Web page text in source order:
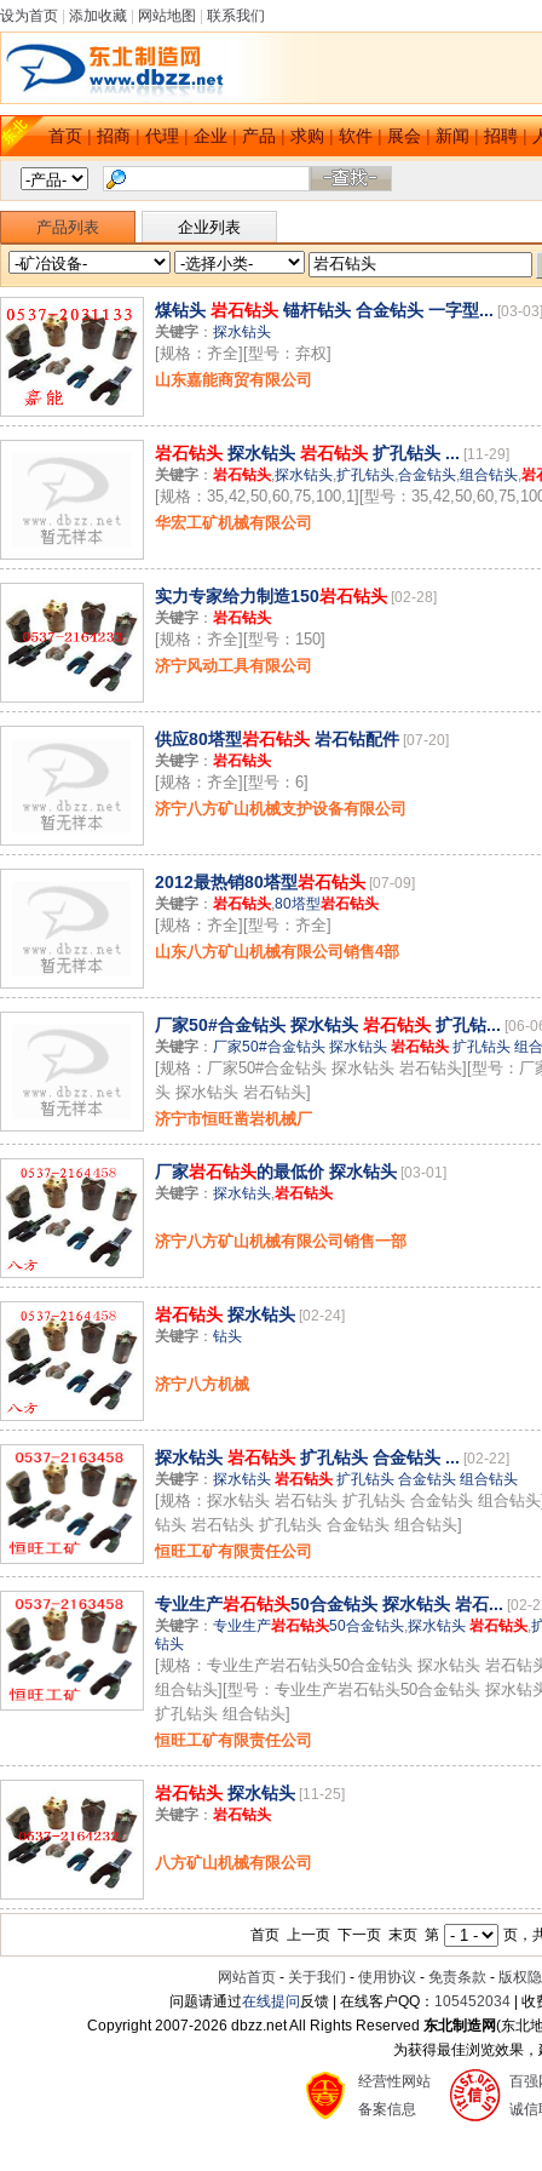
设为首页 添加收藏 网站地图 联系我们
首页|招商|代理|企业|产品|求购|软件|展会|新闻|招聘|
产品列表 企业列表
煤钻头 岩石钻头 锚杆钻头 合金钻头 一字型... [03-03]
关键字 ： 探水钻头
[规格：齐全][型号：弃权]
山东嘉能商贸有限公司
岩石钻头 探水钻头 岩石钻头 扩孔钻头 ... [11-29]
关键字 ： 岩石钻头,探水钻头,扩孔钻头,合金钻头,组合钻头,岩
[规格：35,42,50,60,75,100,1][型号：
华宏工矿机械有限公司
实力专家给力制造150岩石钻头 [02-28]
关键字 ： 岩石钻头
[规格：齐全][型号：150]
济宁风动工具有限公司
供应80塔型岩石钻头 岩石钻配件 [07-20]
关键字 ： 岩石钻头
[规格：齐全][型号：6]
济宁八方矿山机械支护设备有限公司
2012最热销80塔型岩石钻头 [07-09]
关键字 ： 岩石钻头,80塔型岩石钻头
[规格：齐全][型号：齐全]
山东八方矿山机械有限公司销售4部
厂家50#合金钻头 探水钻头 岩石钻头 扩孔钻... [06-
关键字 ： 厂家50#合金钻头 探水钻头 岩石钻头 扩孔钻头 组
[规格：厂家50#合金钻头 探水钻头 岩石钻头][型号：厂
头 探水钻头 岩石钻头]
济宁市恒旺凿岩机械厂
厂家岩石钻头的最低价 探水钻头 [03-01]
关键字 ： 探水钻头,岩石钻头
济宁八方矿山机械有限公司销售一部
岩石钻头 探水钻头 [02-24]
关键字 ： 钻头
济宁八方机械
探水钻头 岩石钻头 扩孔钻头 合金钻头 ... [02-22]
关键字 ： 探水钻头 岩石钻头 扩孔钻头 合金钻头 组合钻头
[规格：探水钻头 岩石钻头 扩孔钻头 合金钻头 组合钻
钻头 岩石钻头 扩孔钻头 合金钻头 组合钻头]
恒旺工矿有限责任公司
专业生产岩石钻头50合金钻头 探水钻头 岩石... [02-
关键字 ： 专业生产岩石钻头50合金钻头,探水钻头 岩石钻头,
钻头
[规格：专业生产岩石钻头50合金钻头 探水钻头 岩石钻
组合钻头][型号：专业生产岩石钻头50合金钻头 探水钻
扩孔钻头 组合钻头]
恒旺工矿有限责任公司
岩石钻头 探水钻头 [11-25]
关键字 ： 岩石钻头
八方矿山机械有限公司
首页 上一页 下一页 末页 第 页，
网站首页 - 关于我们 - 使用协议 - 免责条款 - 版权
问题请通过在线提问反馈 | 在线客户QQ： 105452034 |
Copyright 2007-2026 dbzz.net All Rights Reserved东北制造网(东北
为获得最佳浏览效果
经营性网站
备案信息
百强
诚信